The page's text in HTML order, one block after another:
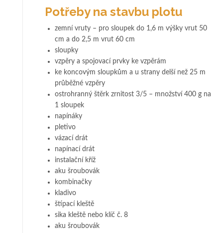
Potřeby na stavbu plotu
zemní vruty – pro sloupek do 1,6 m výšky vrut 50
cm a do 2,5 m vrut 60 cm
sloupky
vzpěry a spojovací prvky ke vzpěrám
ke koncovým sloupkům a u strany delší než 25 m
průběžné vzpěry
ostrohranný štěrk zrnitost 3/5 – množství 400 g na
1 sloupek
napínáky
pletivo
vázací drát
napínací drát
instalační kříž
aku šroubovák
kombinačky
kladivo
štípací kleště
sika kleště nebo klíč č. 8
aku šroubovák